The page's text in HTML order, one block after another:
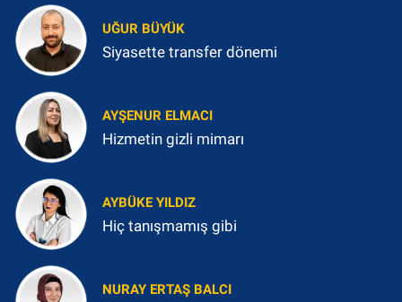
UĞUR BÜYÜK
Siyasette transfer dönemi
AYŞENUR ELMACI
Hizmetin gizli mimarı
AYBÜKE YILDIZ
Hiç tanışmamış gibi
NURAY ERTAŞ BALCI